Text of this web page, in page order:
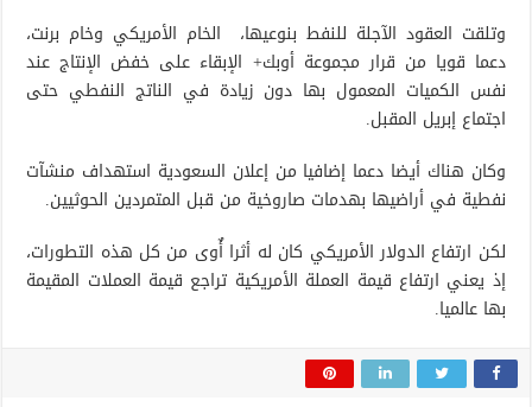
وتلقت العقود الآجلة للنفط بنوعيها، الخام الأمريكي وخام برنت،
دعما قويا من قرار مجموعة أوبك+ الإبقاء على خفض الإنتاج عند
نفس الكميات المعمول بها دون زيادة في الناتج النفطي حتى
اجتماع إبريل المقبل.
وكان هناك أيضا دعما إضافيا من إعلان السعودية استهداف منشآت
نفطية في أراضيها بهدمات صاروخية من قبل المتمردين الحوثيين.
لكن ارتفاع الدولار الأمريكي كان له أثرا أٌوى من كل هذه التطورات،
إذ يعني ارتفاع قيمة العملة الأمريكية تراجع قيمة العملات المقيمة
بها عالميا.